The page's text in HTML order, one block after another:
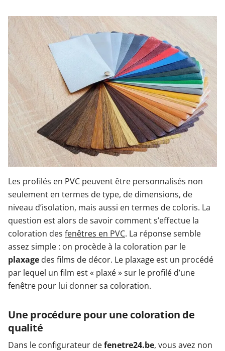
Clôtures et portails
M'identifier
Conseils gratuits
Les profilés en PVC peuvent être personnalisés non
seulement en termes de type, de dimensions, de
niveau d’isolation, mais aussi en termes de coloris. La
question est alors de savoir comment s’effectue la
coloration des fenêtres en PVC. La réponse semble
assez simple : on procède à la coloration par le
plaxage des films de décor. Le plaxage est un procédé
par lequel un film est « plaxé » sur le profilé d’une
fenêtre pour lui donner sa coloration.
Une procédure pour une coloration de
qualité
Dans le configurateur defenetre24.be, vous avez non